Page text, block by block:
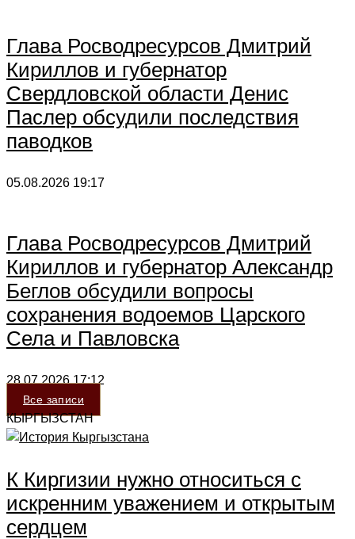
Глава Росводресурсов Дмитрий
Кириллов и губернатор
Свердловской области Денис
Паслер обсудили последствия
паводков
05.08.2026 19:17
Глава Росводресурсов Дмитрий
Кириллов и губернатор Александр
Беглов обсудили вопросы
сохранения водоемов Царского
Села и Павловска
28.07.202617:12
Все записи
КЫРГЫЗСТАН
К Киргизии нужно относиться с
искренним уважением и открытым
сердцем